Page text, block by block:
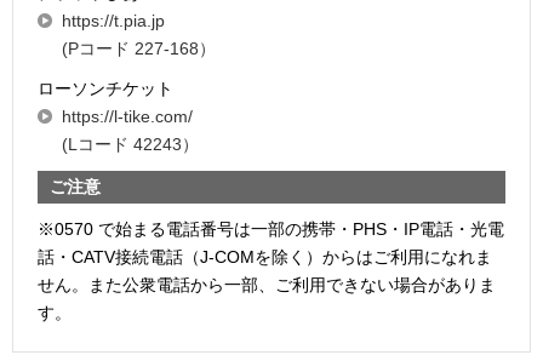
https://t.pia.jp
(Pコード 227-168）
ローソンチケット
https://l-tike.com/
(Lコード 42243）
ご注意
※0570 で始まる電話番号は一部の携帯・PHS・IP電話・光電
話・CATV接続電話（J-COMを除く）からはご利用になれま
せん。また公衆電話から一部、ご利用できない場合がありま
す。